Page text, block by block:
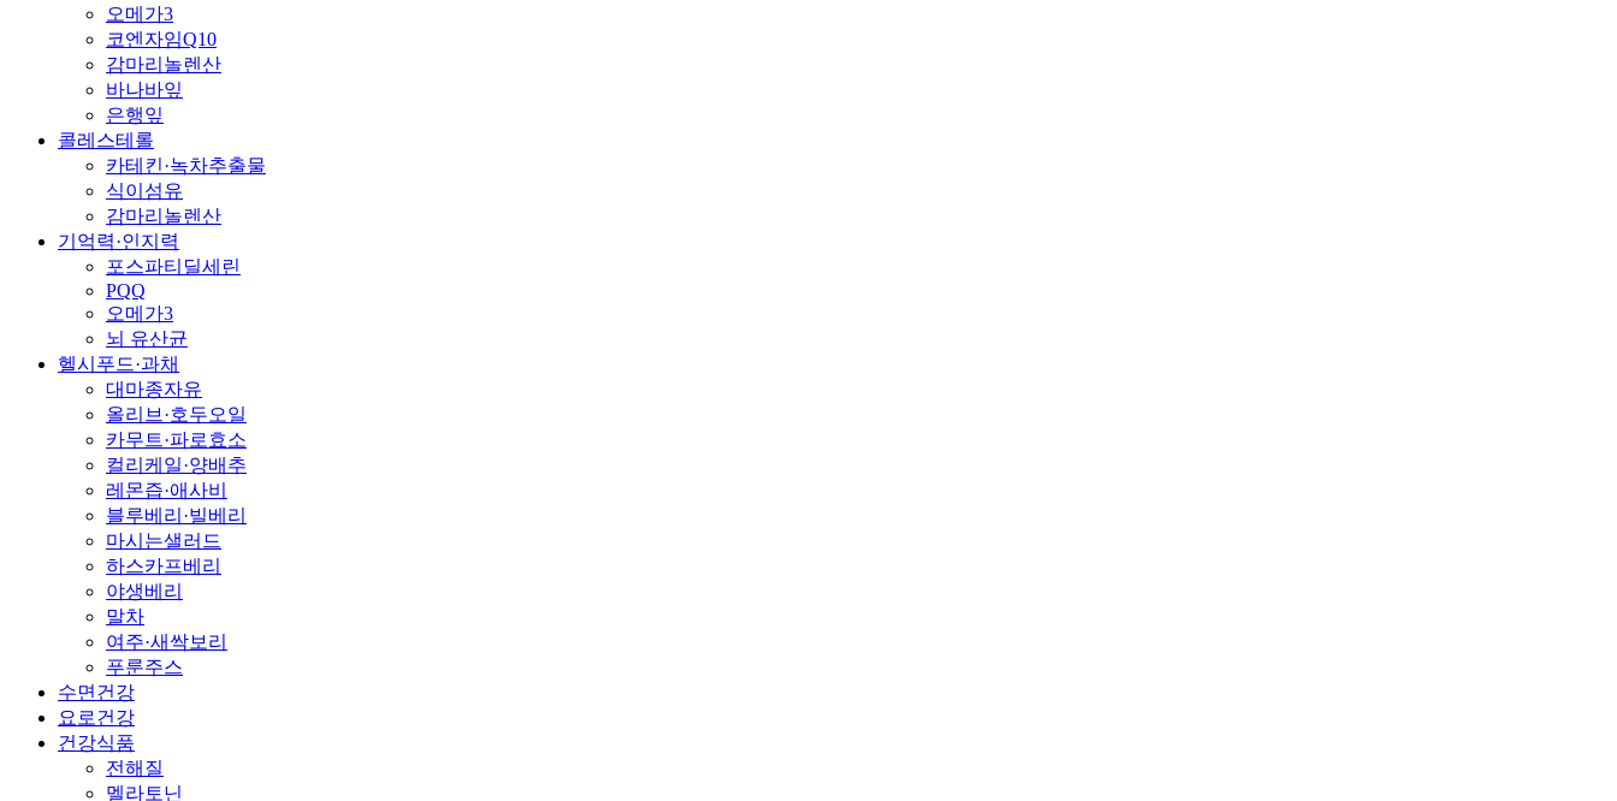
오메가3
코엔자임Q10
감마리놀렌산
바나바잎
은행잎
콜레스테롤
카테킨·녹차추출물
식이섬유
감마리놀렌산
기억력·인지력
포스파티딜세린
PQQ
오메가3
뇌 유산균
헬시푸드·과채
대마종자유
올리브·호두오일
카무트·파로효소
컬리케일·양배추
레몬즙·애사비
블루베리·빌베리
마시는샐러드
하스카프베리
야생베리
말차
여주·새싹보리
푸룬주스
수면건강
요로건강
건강식품
전해질
멜라토닌